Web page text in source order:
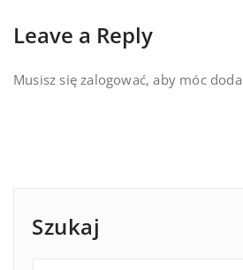
Leave a Reply
Musisz sięzalogować, aby móc
Szukaj